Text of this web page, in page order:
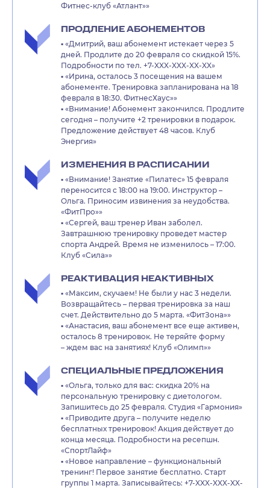
Фитнес-клуб «Атлант»»
ПРОДЛЕНИЕ АБОНЕМЕНТОВ
▪️ «Дмитрий, ваш абонемент истекает через 5
дней. Продлите до 20 февраля со скидкой 15%.
Подробности по тел. +7-XXX-XXX-XX-XX»
▪️ «Ирина, осталось 3 посещения на вашем
абонементе. Тренировка запланирована на 18
февраля в 18:30. ФитнесХаус»»
▪️ «Внимание! Абонемент закончился. Продлите
сегодня – получите +2 тренировки в подарок.
Предложение действует 48 часов. Клуб
Энергия»
ИЗМЕНЕНИЯ В РАСПИСАНИИ
▪️ «Внимание! Занятие «Пилатес» 15 февраля
переносится с 18:00 на 19:00. Инструктор –
Ольга. Приносим извинения за неудобства.
«ФитПро»»
▪️ «Сергей, ваш тренер Иван заболел.
Завтрашнюю тренировку проведет мастер
спорта Андрей. Время не изменилось – 17:00.
Клуб «Сила»»
РЕАКТИВАЦИЯ НЕАКТИВНЫХ
▪️ «Максим, скучаем! Не были у нас 3 недели.
Возвращайтесь – первая тренировка за наш
счет. Действительно до 5 марта. «ФитЗона»»
▪️ «Анастасия, ваш абонемент все еще активен,
осталось 8 тренировок. Не теряйте форму
– ждем вас на занятиях! Клуб «Олимп»»
СПЕЦИАЛЬНЫЕ ПРЕДЛОЖЕНИЯ
▪️ «Ольга, только для вас: скидка 20% на
персональную тренировку с диетологом.
Запишитесь до 25 февраля. Студия «Гармония»
▪️ «Приводите друга – получите неделю
бесплатных тренировок! Акция действует до
конца месяца. Подробности на ресепшн.
«СпортЛайф»
▪️ «Новое направление – функциональный
тренинг! Первое занятие бесплатно. Старт
группы 1 марта. Записывайтесь: +7-XXX-XXX-XX-